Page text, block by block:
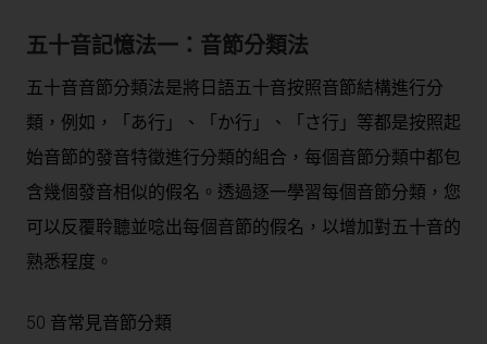
五十音記憶法一：音節分類法
五十音音節分類法是將日語五十音按照音節結構進行分
類，例如，「あ行」、「か行」、「さ行」等都是按照起
始音節的發音特徵進行分類的組合，每個音節分類中都包
含幾個發音相似的假名。透過逐一學習每個音節分類，您
可以反覆聆聽並唸出每個音節的假名，以增加對五十音的
熟悉程度。
50 音常見音節分類